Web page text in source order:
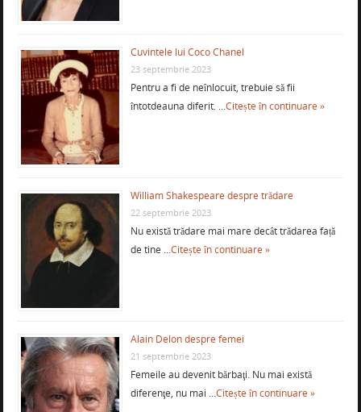
Cuvintele lui Coco Chanel
23 septembrie 2023
Pentru a fi de neînlocuit, trebuie să fii
întotdeauna diferit. …Citește în continuare »
William Shakespeare despre trădare
22 septembrie 2023
Nu există trădare mai mare decât trădarea față
de tine …Citește în continuare »
Alain Delon despre femei
21 septembrie 2023
Femeile au devenit bărbaţi. Nu mai există
diferenţe, nu mai …Citește în continuare »